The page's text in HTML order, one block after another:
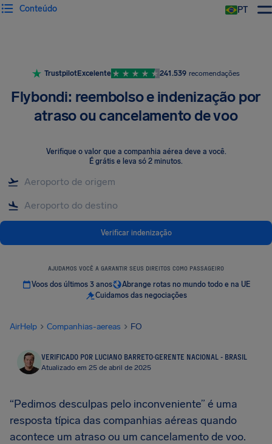
PT
Conteúdo
TrustpilotExcelente 241.539 recomendações
Flybondi: reembolso e indenização por
atraso ou cancelamento de voo
Verifique o valor que a companhia aérea deve a você.
É grátis e leva só 2 minutos.
Verificar indenização
AJUDAMOS VOCÊ A GARANTIR SEUS DIREITOS COMO PASSAGEIRO
Voos dos últimos 3 anos
Abrange rotas no mundo todo e na UE
Cuidamos das negociações
AirHelp Companhias-aereas FO
VERIFICADO POR LUCIANO BARRETO·GERENTE NACIONAL - BRASIL
Atualizado em 25 de abril de 2025
“Pedimos desculpas pelo inconveniente” é uma
resposta típica das companhias aéreas quando
acontece um atraso ou um cancelamento de voo.